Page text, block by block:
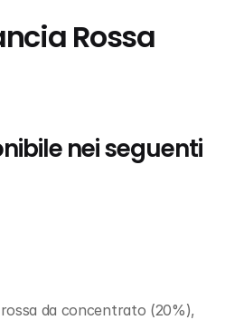
Rossa
nei seguenti
da concentrato (20%),